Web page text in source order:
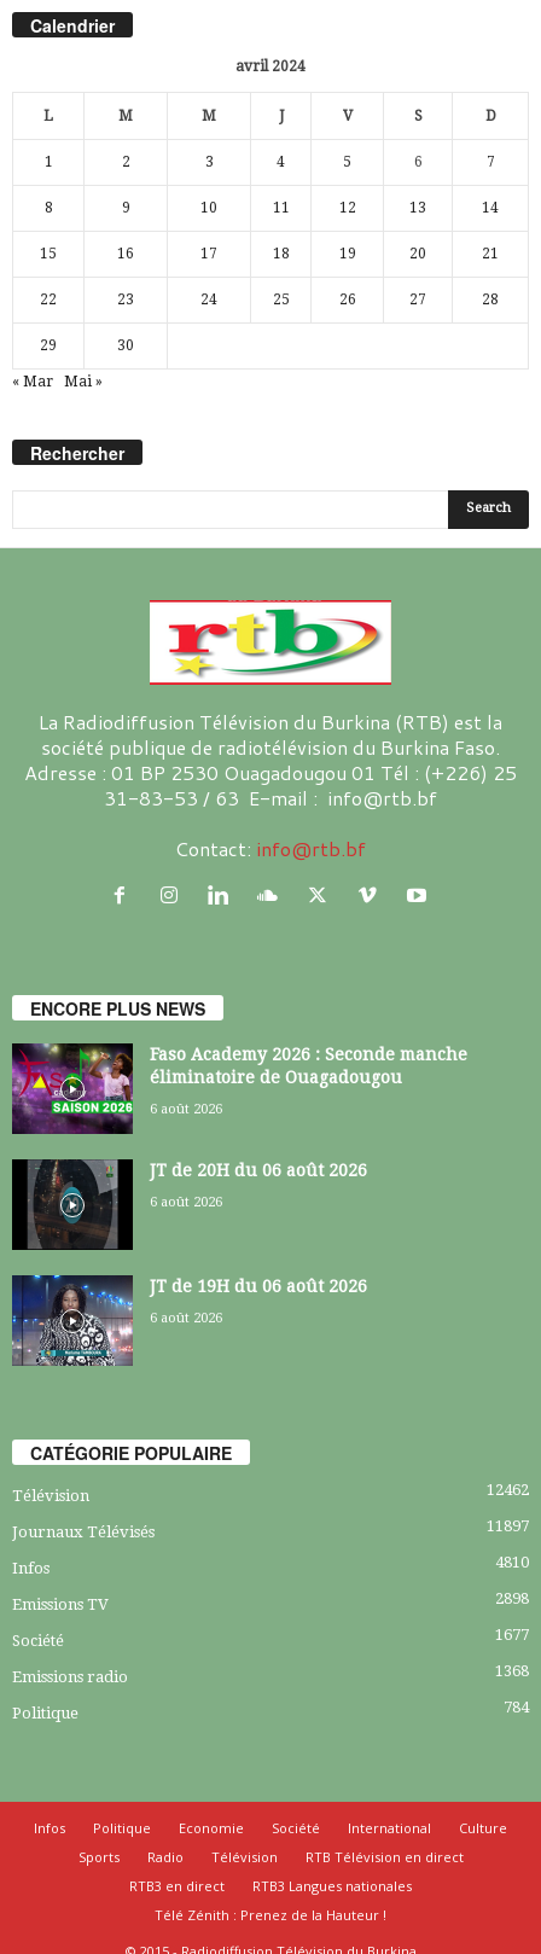
Calendrier
avril 2024
L M M J V S D
1 2 3 4 5 6 7
8 9 10 11 12 13 14
15 16 17 18 19 20 21
22 23 24 25 26 27 28
29 30
« Mar Mai »
Rechercher
La Radiodiffusion Télévision du Burkina (RTB) est la
société publique de radiotélévision du Burkina Faso.
Adresse : 01 BP 2530 Ouagadougou 01 Tél : (+226) 25
31-83-53 / 63 E-mail : info@rtb.bf
Contact: info@rtb.bf
ENCORE PLUS NEWS
Faso Academy 2026 : Seconde manche
éliminatoire de Ouagadougou
6 août 2026
JT de 20H du 06 août 2026
6 août 2026
JT de 19H du 06 août 2026
6 août 2026
CATÉGORIE POPULAIRE
Télévision 12462
Journaux Télévisés 11897
Infos 4810
Emissions TV 2898
Société 1677
Emissions radio 1368
Politique 784
Infos Politique Economie Société International
Culture
Sports
Radio Télévision
RTB Télévision en direct
RTB3 en direct
RTB3 Langues nationales
Télé Zénith : Prenez de la Hauteur !